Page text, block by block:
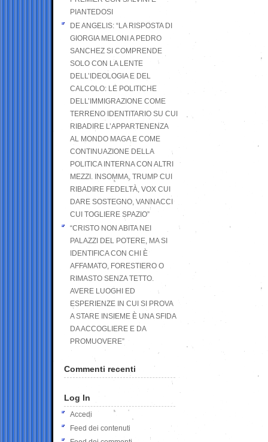
PIANTEDOSI
DE ANGELIS: “LA RISPOSTA DI
GIORGIA MELONI A PEDRO
SANCHEZ SI COMPRENDE
SOLO CON LA LENTE
DELL’IDEOLOGIA E DEL
CALCOLO: LE POLITICHE
DELL’IMMIGRAZIONE COME
TERRENO IDENTITARIO SU CUI
RIBADIRE L’APPARTENENZA
AL MONDO MAGA E COME
CONTINUAZIONE DELLA
POLITICA INTERNA CON ALTRI
MEZZI. INSOMMA, TRUMP CUI
RIBADIRE FEDELTÀ, VOX CUI
DARE SOSTEGNO, VANNACCI
CUI TOGLIERE SPAZIO”
“CRISTO NON ABITA NEI
PALAZZI DEL POTERE, MA SI
IDENTIFICA CON CHI È
AFFAMATO, FORESTIERO O
RIMASTO SENZA TETTO.
AVERE LUOGHI ED
ESPERIENZE IN CUI SI PROVA
A STARE INSIEME È UNA SFIDA
DA ACCOGLIERE E DA
PROMUOVERE”
Commenti recenti
Log In
Accedi
Feed dei contenuti